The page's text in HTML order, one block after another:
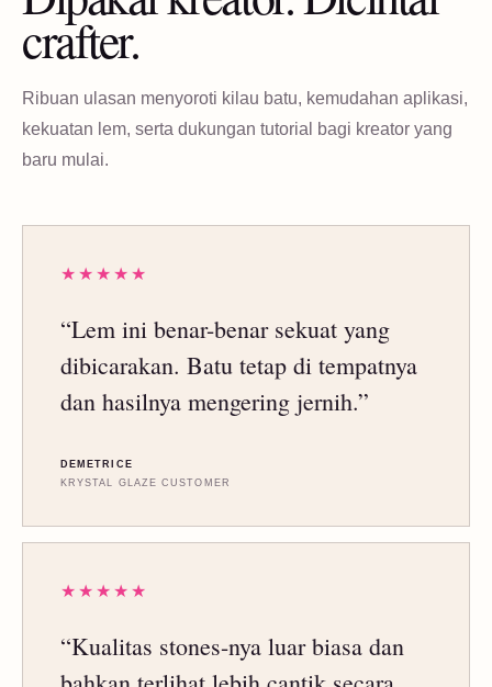
crafter.
Ribuan ulasan menyoroti kilau batu, kemudahan aplikasi,
kekuatan lem, serta dukungan tutorial bagi kreator yang
baru mulai.
★★★★★
“Lem ini benar-benar sekuat yang
dibicarakan. Batu tetap di tempatnya
dan hasilnya mengering jernih.”
DEMETRICE
KRYSTAL GLAZE CUSTOMER
★★★★★
“Kualitas stones-nya luar biasa dan